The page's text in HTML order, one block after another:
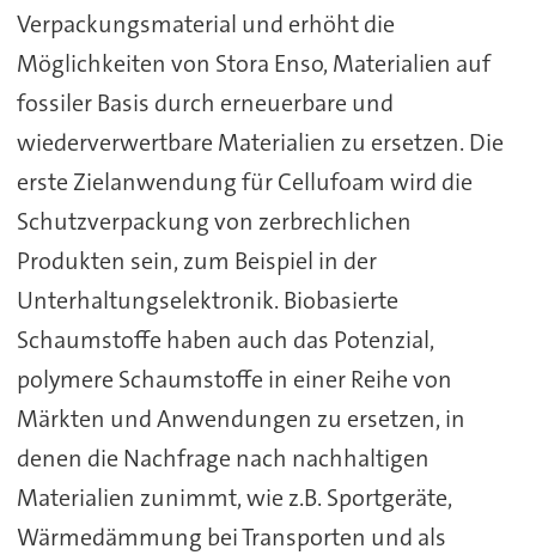
Verpackungsmaterial und erhöht die
Möglichkeiten von Stora Enso, Materialien auf
fossiler Basis durch erneuerbare und
wiederverwertbare Materialien zu ersetzen. Die
erste Zielanwendung für Cellufoam wird die
Schutzverpackung von zerbrechlichen
Produkten sein, zum Beispiel in der
Unterhaltungselektronik. Biobasierte
Schaumstoffe haben auch das Potenzial,
polymere Schaumstoffe in einer Reihe von
Märkten und Anwendungen zu ersetzen, in
denen die Nachfrage nach nachhaltigen
Materialien zunimmt, wie z.B. Sportgeräte,
Wärmedämmung bei Transporten und als